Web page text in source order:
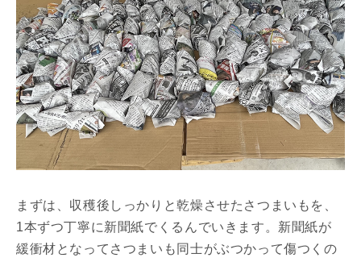
まずは、収穫後しっかりと乾燥させたさつまいもを、
1本ずつ丁寧に新聞紙でくるんでいきます。新聞紙が
緩衝材となってさつまいも同士がぶつかって傷つくの